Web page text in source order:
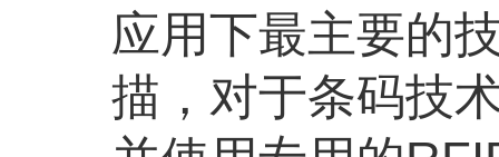
应用下最主要的
描，对于条码技